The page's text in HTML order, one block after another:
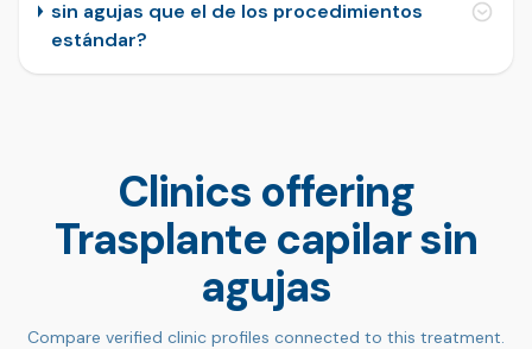
sin agujas que el de los procedimientos
estándar?
Clinics offering
Trasplante capilar sin
agujas
Compare verified clinic profiles connected to this treatment.